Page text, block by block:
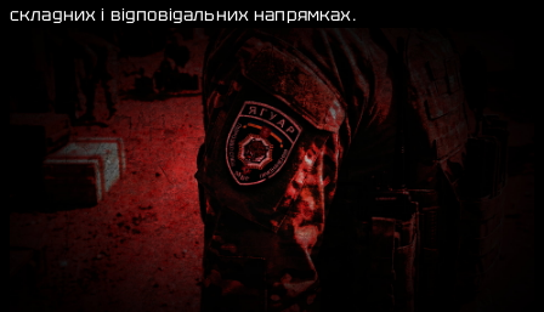
складних і відповідальних напрямках.